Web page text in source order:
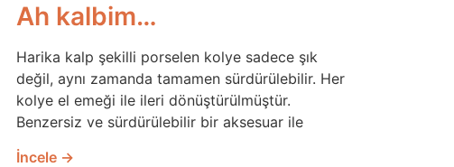
Ah kalbim…
Harika kalp şekilli porselen kolye sadece şık
değil, aynı zamanda tamamen sürdürülebilir. Her
kolye el emeği ile ileri dönüştürülmüştür.
Benzersiz ve sürdürülebilir bir aksesuar ile
İncele →